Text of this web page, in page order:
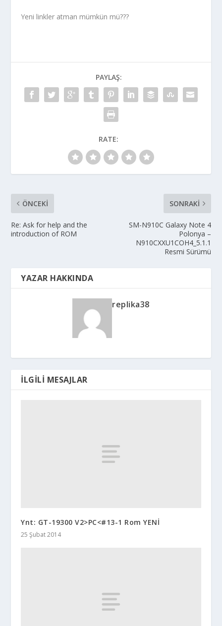
Yeni linkler atman mümkün mü???
PAYLAŞ:
RATE:
ÖNCEKI
Re: Ask for help and the
introduction of ROM
SONRAKI
SM-N910C Galaxy Note 4
Polonya –
N910CXXU1COH4_5.1.1
Resmi Sürümü
YAZAR HAKKINDA
replika38
İLGILI MESAJLAR
Ynt: GT-19300 V2>PC<#13-1 Rom YENİ
25 Şubat 2014